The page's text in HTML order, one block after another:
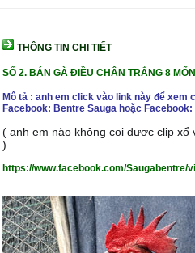
THÔNG TIN CHI TIẾT
SỐ 2. BÁN GÀ ĐIỀU CHÂN TRẮNG 8
Mô tả : anh em click vào link này để
Facebook: Bentre Sauga hoặc Facebook:
( anh em nào không coi được clip xổ
)
https://www.facebook.com/Saugabentre/